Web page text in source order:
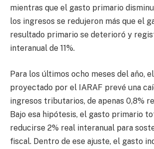
mientras que el gasto primario
los ingresos se redujeron más que el
resultado primario se deterioró y
interanual de 11%.
Para los últimos ocho meses del año,
proyectado por el IARAF prevé una
ingresos tributarios, de apenas 0,8%
Bajo esa hipótesis, el gasto primario
reducirse 2% real interanual para
fiscal. Dentro de ese ajuste, el gasto